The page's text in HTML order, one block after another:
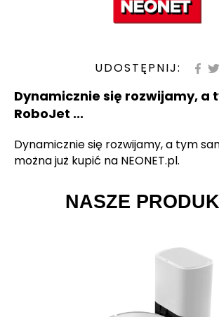
UDOSTĘPNIJ:
Dynamicznie się rozwijamy, a
RoboJet ...
Dynamicznie się rozwijamy, a tym
można już kupić na NEONET.pl.
NASZE